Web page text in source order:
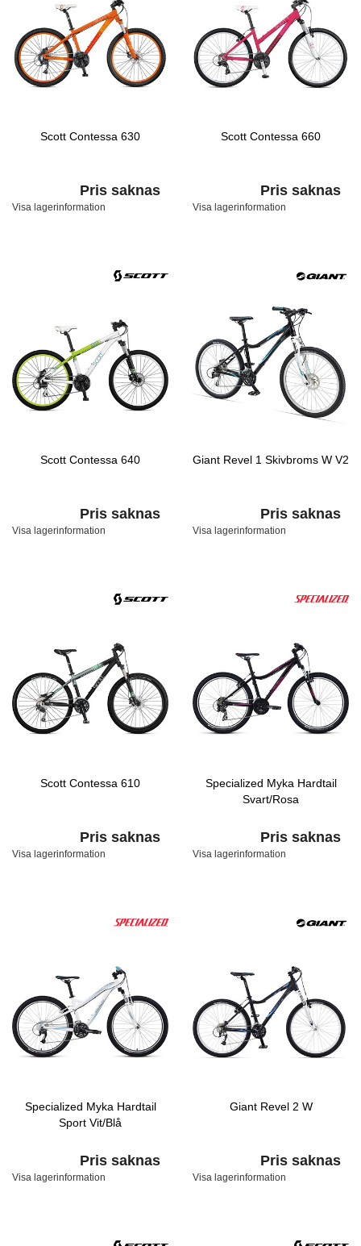
Scott Contessa 630
Pris saknas
Visa lagerinformation
Scott Contessa 660
Pris saknas
Visa lagerinformation
Scott Contessa 640
Pris saknas
Visa lagerinformation
Giant Revel 1 Skivbroms W V2
Pris saknas
Visa lagerinformation
Scott Contessa 610
Pris saknas
Visa lagerinformation
Specialized Myka Hardtail
Svart/Rosa
Pris saknas
Visa lagerinformation
Specialized Myka Hardtail
Sport Vit/Blå
Pris saknas
Visa lagerinformation
Giant Revel 2 W
Pris saknas
Visa lagerinformation